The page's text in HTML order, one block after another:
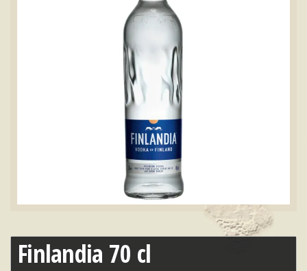
Finlandia 70 cl